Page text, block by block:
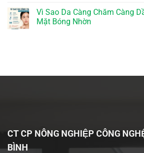
Vì Sao Da Càng Chăm Càng
Mặt Bóng Nhờn
CT CP NÔNG NGHIỆP CÔNG
BÌNH